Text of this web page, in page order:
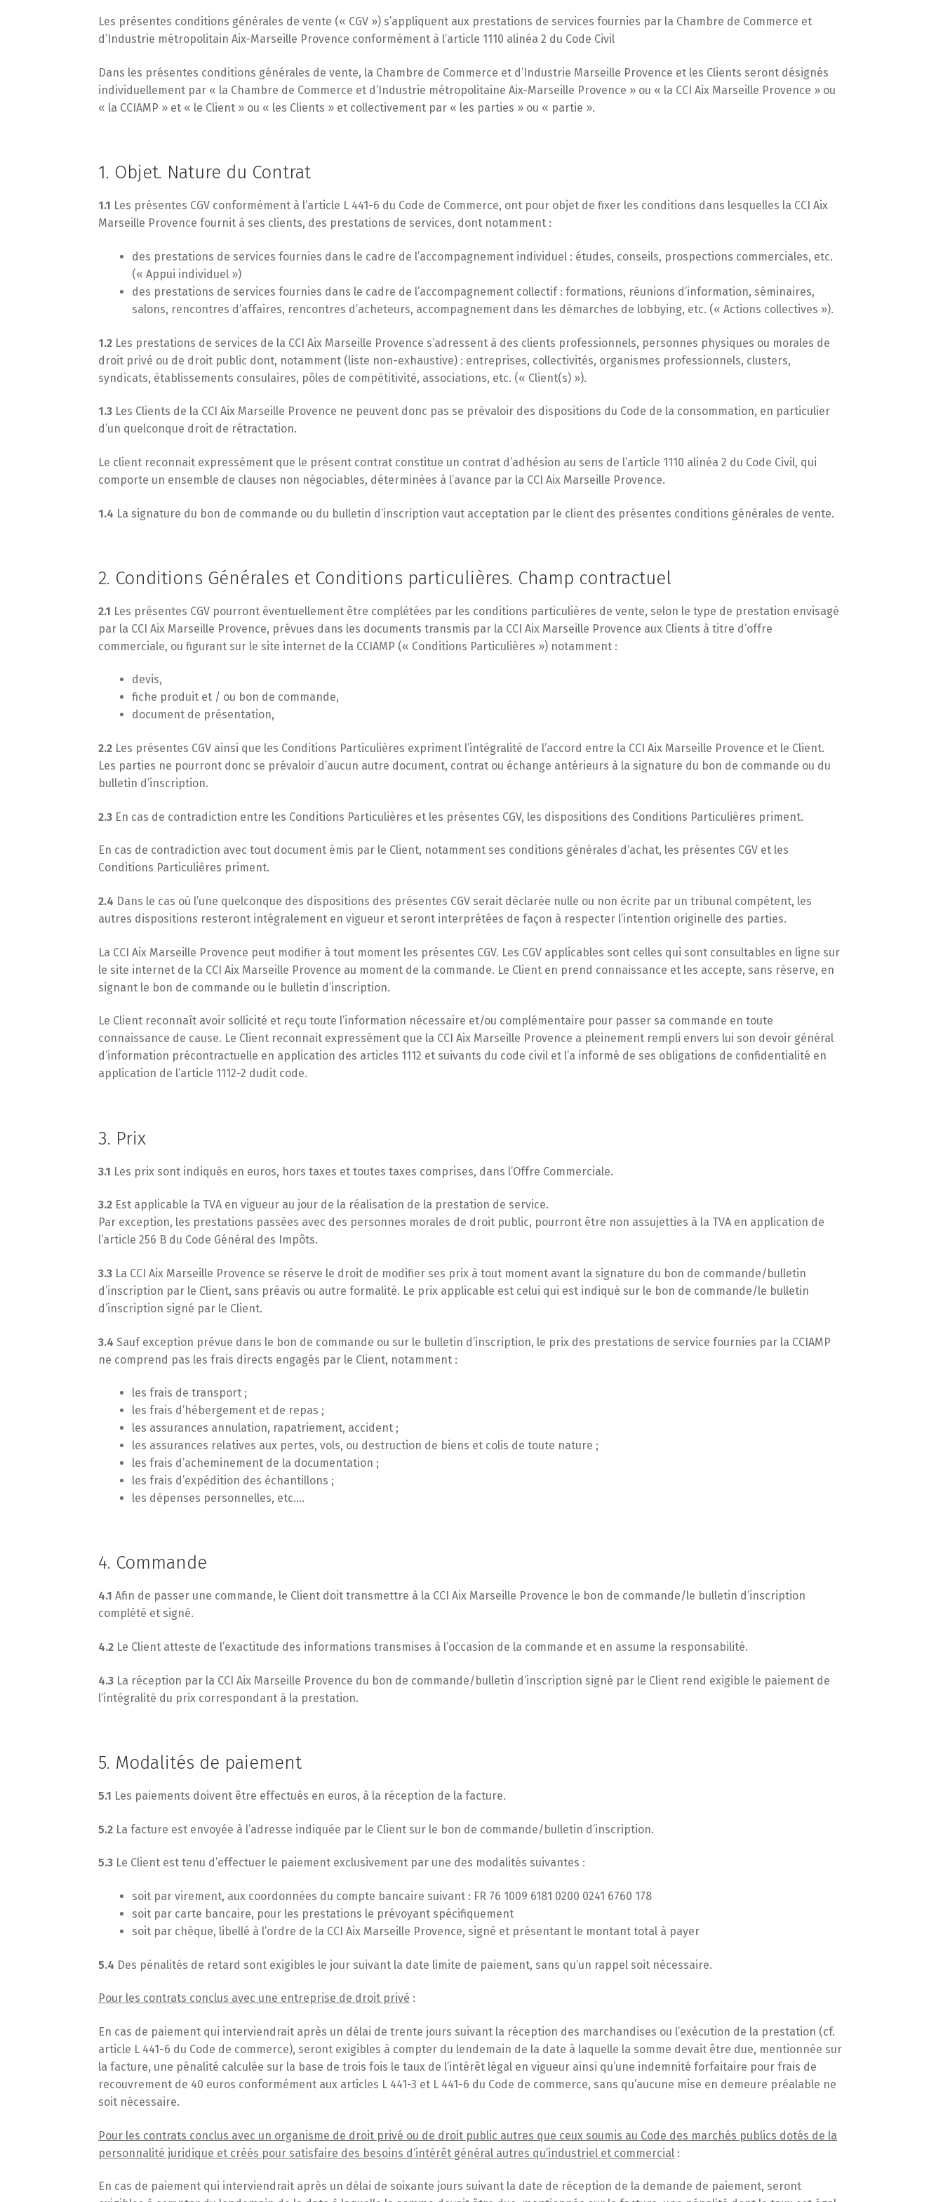
Les présentes conditions générales de vente (« CGV ») s’appliquent aux prestations de services fournies par la Chambre de Commerce et
d’Industrie métropolitain Aix-Marseille Provence conformément à l’article 1110 alinéa 2 du Code Civil
Dans les présentes conditions générales de vente, la Chambre de Commerce et d’Industrie Marseille Provence et les Clients seront désignés
individuellement par « la Chambre de Commerce et d’Industrie métropolitaine Aix-Marseille Provence » ou « la CCI Aix Marseille Provence » ou
« la CCIAMP » et « le Client » ou « les Clients » et collectivement par « les parties » ou « partie ».
1. Objet. Nature du Contrat
1.1 Les présentes CGV conformément à l’article L 441-6 du Code de Commerce, ont pour objet de fixer les conditions dans lesquelles la CCI Aix
Marseille Provence fournit à ses clients, des prestations de services, dont notamment :
des prestations de services fournies dans le cadre de l’accompagnement individuel : études, conseils, prospections commerciales, etc.
(« Appui individuel »)
des prestations de services fournies dans le cadre de l’accompagnement collectif : formations, réunions d’information, séminaires,
salons, rencontres d’affaires, rencontres d’acheteurs, accompagnement dans les démarches de lobbying, etc. (« Actions collectives »).
1.2 Les prestations de services de la CCI Aix Marseille Provence s’adressent à des clients professionnels, personnes physiques ou morales de
droit privé ou de droit public dont, notamment (liste non-exhaustive) : entreprises, collectivités, organismes professionnels, clusters,
syndicats, établissements consulaires, pôles de compétitivité, associations, etc. (« Client(s) »).
1.3 Les Clients de la CCI Aix Marseille Provence ne peuvent donc pas se prévaloir des dispositions du Code de la consommation, en particulier
d’un quelconque droit de rétractation.
Le client reconnait expressément que le présent contrat constitue un contrat d’adhésion au sens de l’article 1110 alinéa 2 du Code Civil, qui
comporte un ensemble de clauses non négociables, déterminées à l’avance par la CCI Aix Marseille Provence.
1.4 La signature du bon de commande ou du bulletin d’inscription vaut acceptation par le client des présentes conditions générales de vente.
2. Conditions Générales et Conditions particulières. Champ contractuel
2.1 Les présentes CGV pourront éventuellement être complétées par les conditions particulières de vente, selon le type de prestation envisagé
par la CCI Aix Marseille Provence, prévues dans les documents transmis par la CCI Aix Marseille Provence aux Clients à titre d’offre
commerciale, ou figurant sur le site internet de la CCIAMP (« Conditions Particulières ») notamment :
devis,
fiche produit et / ou bon de commande,
document de présentation,
2.2 Les présentes CGV ainsi que les Conditions Particulières expriment l’intégralité de l’accord entre la CCI Aix Marseille Provence et le Client.
Les parties ne pourront donc se prévaloir d’aucun autre document, contrat ou échange antérieurs à la signature du bon de commande ou du
bulletin d’inscription.
2.3 En cas de contradiction entre les Conditions Particulières et les présentes CGV, les dispositions des Conditions Particulières priment.
En cas de contradiction avec tout document émis par le Client, notamment ses conditions générales d’achat, les présentes CGV et les
Conditions Particulières priment.
2.4 Dans le cas où l’une quelconque des dispositions des présentes CGV serait déclarée nulle ou non écrite par un tribunal compétent, les
autres dispositions resteront intégralement en vigueur et seront interprétées de façon à respecter l’intention originelle des parties.
La CCI Aix Marseille Provence peut modifier à tout moment les présentes CGV. Les CGV applicables sont celles qui sont consultables en ligne sur
le site internet de la CCI Aix Marseille Provence au moment de la commande. Le Client en prend connaissance et les accepte, sans réserve, en
signant le bon de commande ou le bulletin d’inscription.
Le Client reconnaît avoir sollicité et reçu toute l’information nécessaire et/ou complémentaire pour passer sa commande en toute
connaissance de cause. Le Client reconnait expressément que la CCI Aix Marseille Provence a pleinement rempli envers lui son devoir général
d’information précontractuelle en application des articles 1112 et suivants du code civil et l’a informé de ses obligations de confidentialité en
application de l’article 1112-2 dudit code.
3. Prix
3.1 Les prix sont indiqués en euros, hors taxes et toutes taxes comprises, dans l’Offre Commerciale.
3.2 Est applicable la TVA en vigueur au jour de la réalisation de la prestation de service.
Par exception, les prestations passées avec des personnes morales de droit public, pourront être non assujetties à la TVA en application de
l’article 256 B du Code Général des Impôts.
3.3 La CCI Aix Marseille Provence se réserve le droit de modifier ses prix à tout moment avant la signature du bon de commande/bulletin
d’inscription par le Client, sans préavis ou autre formalité. Le prix applicable est celui qui est indiqué sur le bon de commande/le bulletin
d’inscription signé par le Client.
3.4 Sauf exception prévue dans le bon de commande ou sur le bulletin d’inscription, le prix des prestations de service fournies par la CCIAMP
ne comprend pas les frais directs engagés par le Client, notamment :
les frais de transport ;
les frais d’hébergement et de repas ;
les assurances annulation, rapatriement, accident ;
les assurances relatives aux pertes, vols, ou destruction de biens et colis de toute nature ;
les frais d’acheminement de la documentation ;
les frais d’expédition des échantillons ;
les dépenses personnelles, etc….
4. Commande
4.1 Afin de passer une commande, le Client doit transmettre à la CCI Aix Marseille Provence le bon de commande/le bulletin d’inscription
complété et signé.
4.2 Le Client atteste de l’exactitude des informations transmises à l’occasion de la commande et en assume la responsabilité.
4.3 La réception par la CCI Aix Marseille Provence du bon de commande/bulletin d’inscription signé par le Client rend exigible le paiement de
l’intégralité du prix correspondant à la prestation.
5. Modalités de paiement
5.1 Les paiements doivent être effectués en euros, à la réception de la facture.
5.2 La facture est envoyée à l’adresse indiquée par le Client sur le bon de commande/bulletin d’inscription.
5.3 Le Client est tenu d’effectuer le paiement exclusivement par une des modalités suivantes :
soit par virement, aux coordonnées du compte bancaire suivant : FR 76 1009 6181 0200 0241 6760 178
soit par carte bancaire, pour les prestations le prévoyant spécifiquement
soit par chèque, libellé à l’ordre de la CCI Aix Marseille Provence, signé et présentant le montant total à payer
5.4 Des pénalités de retard sont exigibles le jour suivant la date limite de paiement, sans qu’un rappel soit nécessaire.
Pour les contrats conclus avec une entreprise de droit privé :
En cas de paiement qui interviendrait après un délai de trente jours suivant la réception des marchandises ou l’exécution de la prestation (cf.
article L 441-6 du Code de commerce), seront exigibles à compter du lendemain de la date à laquelle la somme devait être due, mentionnée sur
la facture, une pénalité calculée sur la base de trois fois le taux de l’intérêt légal en vigueur ainsi qu’une indemnité forfaitaire pour frais de
recouvrement de 40 euros conformément aux articles L 441-3 et L 441-6 du Code de commerce, sans qu’aucune mise en demeure préalable ne
soit nécessaire.
Pour les contrats conclus avec un organisme de droit privé ou de droit public autres que ceux soumis au Code des marchés publics dotés de la
personnalité juridique et créés pour satisfaire des besoins d’intérêt général autres qu’industriel et commercial :
En cas de paiement qui interviendrait après un délai de soixante jours suivant la date de réception de la demande de paiement, seront